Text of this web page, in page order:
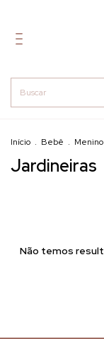
Início . Bebê . Menino
Jardineiras
Não temos